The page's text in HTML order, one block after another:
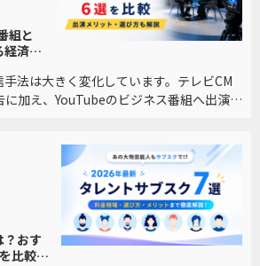
組と
経済番
法は大きく変化しています。テレビCM
に加え、YouTubeのビジネス番組へ出演
？おす
比較｜